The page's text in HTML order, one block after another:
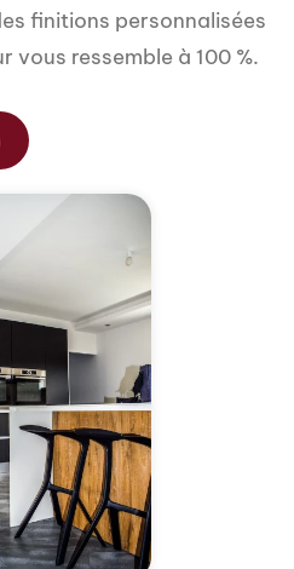
finitions personnalisées
vous ressemble à 100 %.